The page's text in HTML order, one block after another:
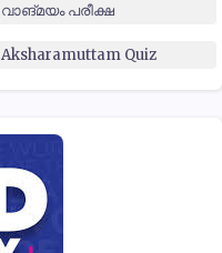
വാങ്മയം പരീക്ഷ
Aksharamuttam Quiz